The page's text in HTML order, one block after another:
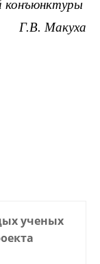
конъюнктуры
Г.В. Макуха
ученых